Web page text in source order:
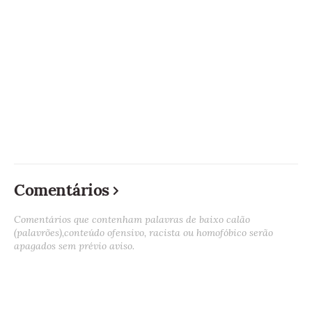
Comentários
Comentários que contenham palavras de baixo calão
(palavrões),conteúdo ofensivo, racista ou homofóbico serão
apagados sem prévio aviso.